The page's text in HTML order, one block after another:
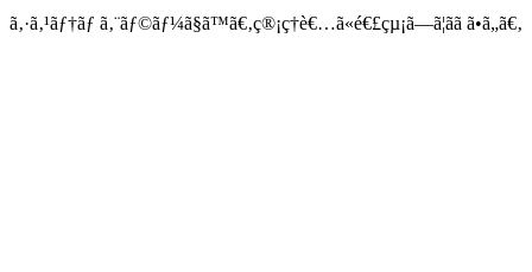
ã‚·ã‚¹ãƒ†ãƒ ã‚¨ãƒ©ãƒ¼ã§ã™ã€‚ç®¡ç†è€…ã«é€£çµ¡ã—ã¦ãã ã•ã„ã€‚